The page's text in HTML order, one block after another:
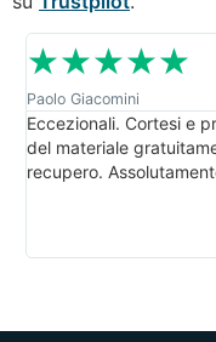
☆☆☆☆☆
Paolo Giacomini
Eccezionali. Cortesi e
del materiale
recupero.